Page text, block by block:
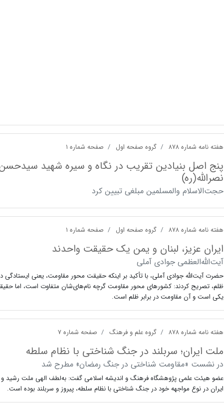
هفته نامه شماره ۸۷۸ گروه صفحه اول صفحه شماره ۱
پنج اصل بنیادین تقریب در نگاه و سیره شهید
نصرالله(ره)
حجت‌الاسلام والمسلمین مبلغی تبیین کرد
هفته نامه شماره ۸۷۸ گروه صفحه اول صفحه شماره ۱
ایران عزیز، لبنان و یمن یک حقیقت واحدند
آیت‌الله‌العظمی جوادی آملی
حضرت آیت‌الله جوادی آملی، با تأکید بر اینکه حقیقت محور مقاومت، یعنی ایستادگی در
ظلم، تصریح کردند: کشورهای محور مقاومت گرچه نام‌های‌شان متفاوت است، اما
یکی است و آن مقاومت در برابر ظلم است.
هفته نامه شماره ۸۷۸ گروه علم و فرهنگ صفحه شماره ۷
ملت ایران؛ سربلند در جنگ شناختی با نظام سلطه
در نشست «مقاومت شناختی در جنگ رمضان» مطرح شد
عضو هیئت علمی پژوهشگاه فرهنگ و اندیشه اسلامی گفت: به‌لطف الهی ملت رشید و
ایران در نوع مواجهه خود در جنگ شناختی با نظام سلطه، پیروز و سربلند بوده است.